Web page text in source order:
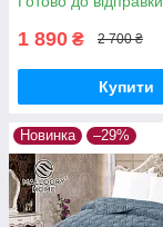
1 890 ₴ 2 700 ₴
Купити
Новинка –29%